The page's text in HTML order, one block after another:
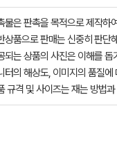
물은 판촉을 목적으로 제작하
상품으로 판매는 신중히 판단
되는 상품의 사진은 이해를
터의 해상도, 이미지의 품질
규격 및 사이즈는 재는 방법